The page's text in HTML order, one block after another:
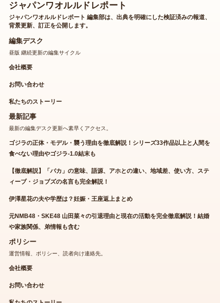
ジャパンワオルルドレポート
ジャパンワオルルドレポート 編集部は、出典を明確にした検証済みの報道、
背景更新、訂正を公開します。
編集デスク
昼版 継続更新の編集サイクル
会社概要
お問い合わせ
私たちのストーリー
最新記事
最新の編集デスク更新へ素早くアクセス。
ゴジラの正体・モデル・襲う理由を徹底解説！シリーズ33作品以上と人間を
食べない理由やゴジラ-1.0結末も
【徹底解説】「バカ」の意味、語源、アホとの違い、地域差、使い方、ステ
ィーブ・ジョブズの名言も完全解説！
伊澤星花の夫や学歴は？妊娠・王座返上まとめ
元NMB48・SKE48 山田菜々の引退理由と現在の活動を完全徹底解説！結婚
や家族関係、弟情報も含む
ポリシー
運営情報、ポリシー、読者向け連絡先。
会社概要
お問い合わせ